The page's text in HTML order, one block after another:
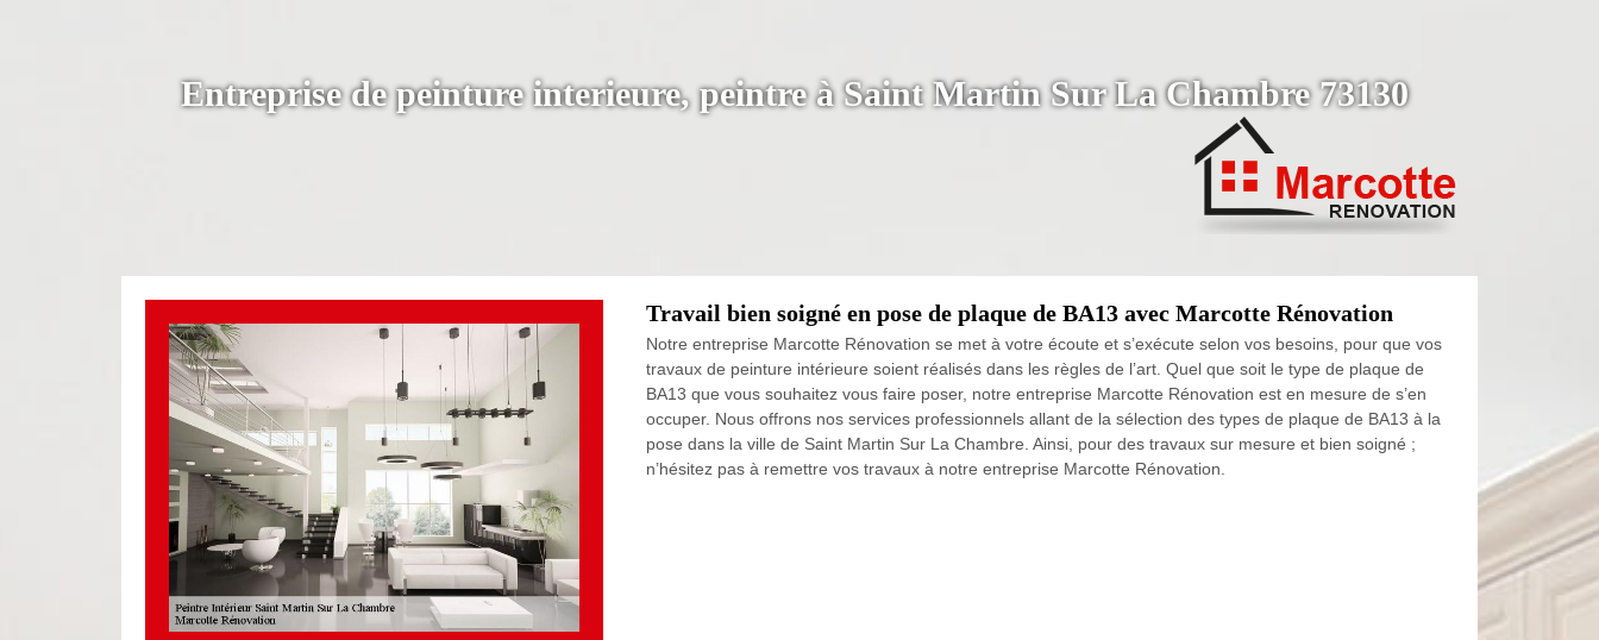
Entreprise de peinture interieure, peintre à Saint Martin Sur La Chambre 73130
Travail bien soigné en pose de plaque de BA13 avec Marcotte Rénovation
Notre entreprise Marcotte Rénovation se met à votre écoute et s’exécute selon vos besoins, pour que vos
travaux de peinture intérieure soient réalisés dans les règles de l’art. Quel que soit le type de plaque de
BA13 que vous souhaitez vous faire poser, notre entreprise Marcotte Rénovation est en mesure de s’en
occuper. Nous offrons nos services professionnels allant de la sélection des types de plaque de BA13 à la
pose dans la ville de Saint Martin Sur La Chambre. Ainsi, pour des travaux sur mesure et bien soigné ;
n’hésitez pas à remettre vos travaux à notre entreprise Marcotte Rénovation.